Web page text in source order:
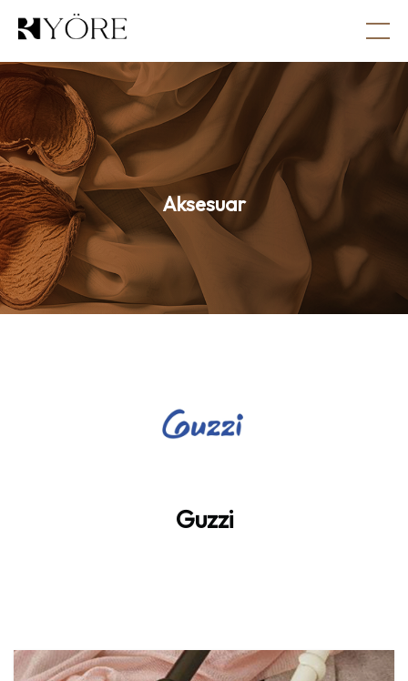
Aksesuar
Guzzi